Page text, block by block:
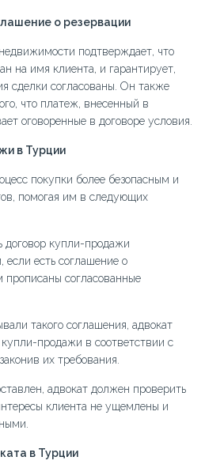
о резервации
подтверждает, что
на имя клиента, и гарантирует,
сделки согласованы. Он также
что платеж, внесенный в
оговоренные в договоре условия.
в Турции
покупки более безопасным и
помогая им в следующих
договор купли-продажи
есть соглашение о
прописаны согласованные
такого соглашения, адвокат
продажи в соответствии с
их требования.
адвокат должен проверить
клиента не ущемлены и
в Турции